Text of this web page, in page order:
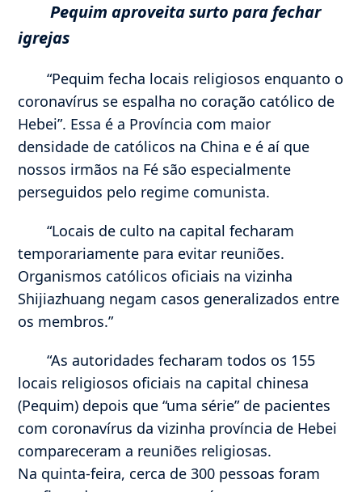
Pequim aproveita surto para fechar
igrejas
“Pequim fecha locais religiosos enquanto o
coronavírus se espalha no coração católico de
Hebei”. Essa é a Província com maior
densidade de católicos na China e é aí que
nossos irmãos na Fé são especialmente
perseguidos pelo regime comunista.
“Locais de culto na capital fecharam
temporariamente para evitar reuniões.
Organismos católicos oficiais na vizinha
Shijiazhuang negam casos generalizados entre
os membros.”
“As autoridades fecharam todos os 155
locais religiosos oficiais na capital chinesa
(Pequim) depois que “uma série” de pacientes
com coronavírus da vizinha província de Hebei
compareceram a reuniões religiosas.
Na quinta-feira, cerca de 300 pessoas foram